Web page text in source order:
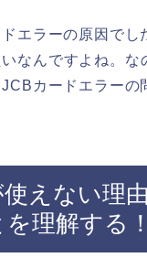
エラーの原因で
なんですよね。
カードエラーの
えない理
理解する！